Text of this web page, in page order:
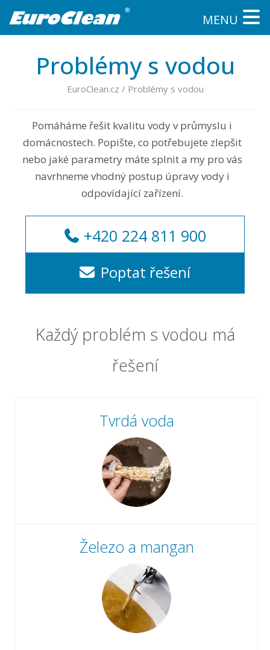
MENU
Problémy s vodou
EuroClean.cz / Problémy s vodou
Pomáháme řešit kvalitu vody v průmyslu i
domácnostech. Popište, co potřebujete zlepšit
nebo jaké parametry máte splnit a my pro vás
navrhneme vhodný postup úpravy vody i
odpovídající zařízení.
+420 224 811 900
Poptat řešení
Každý problém s vodou má
řešení
Tvrdá voda
Železo a mangan